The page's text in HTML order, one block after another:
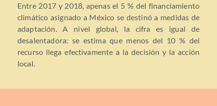
Entre 2017 y 2018, apenas el 5 % del financiamiento
climático asignado a México se destinó a medidas de
adaptación. A nivel global, la cifra es igual de
desalentadora: se estima que menos del 10 % del
recurso llega efectivamente a la decisión y la acción
local.